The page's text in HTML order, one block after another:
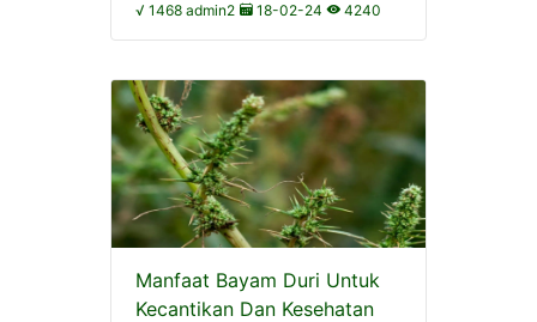
√ 1468 admin2 18-02-24 4240
Manfaat Bayam Duri Untuk
Kecantikan Dan Kesehatan